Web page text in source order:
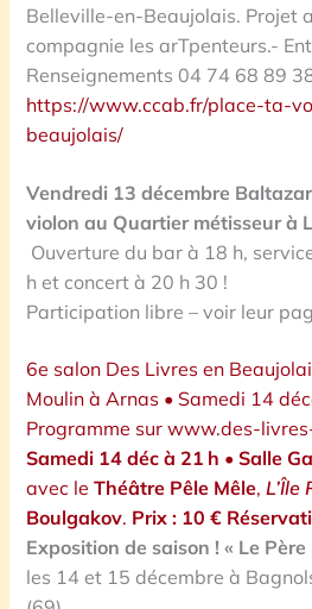
Belleville-en-Beaujolais. Projet
compagnie les arTpenteurs.-
Renseignements 04 74 68 89
https://www.ccab.fr/place-ta-
beaujolais/
Vendredi 13 décembre
violon au Quartier métisseur à
Ouverture du bar à 18 h,
h et concert à 20 h 30 !
Participation libre – voir leur
6e salon Des Livres en
Moulin à Arnas • Samedi 14
Programme surwww.des-
Samedi 14 déc à 21 h • Salle
avec leThéâtre Pêle Mêle, L’Île
Boulgakov. Prix : 10 €
Exposition de saison ! « Le
les 14 et 15 décembre à